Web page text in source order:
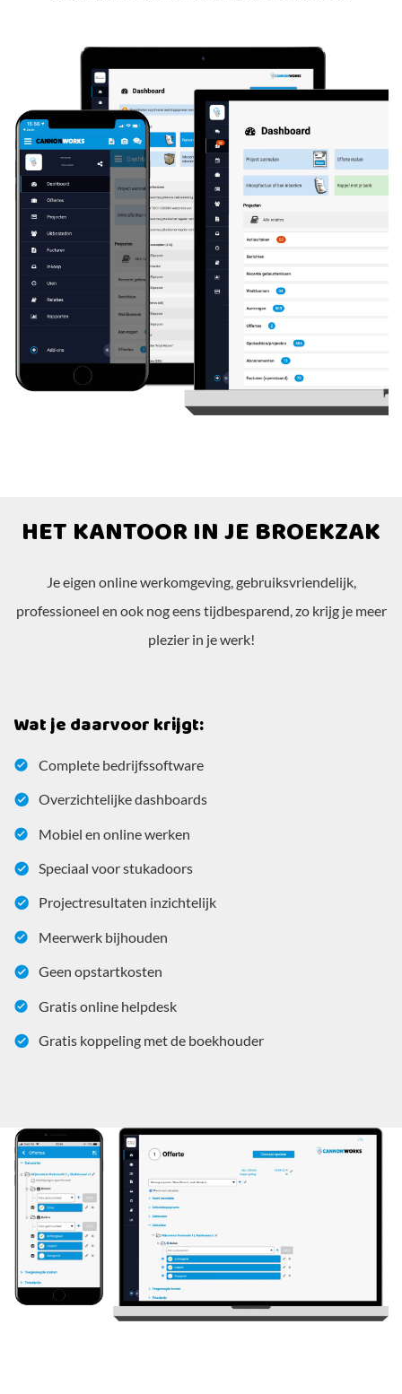
HET KANTOOR IN JE BROEKZAK
Je eigen online werkomgeving, gebruiksvriendelijk,
professioneel en ook nog eens tijdbesparend, zo krijg je meer
plezier in je werk!
Wat je daarvoor krijgt:
Complete bedrijfssoftware
Overzichtelijke dashboards
Mobiel en online werken
Speciaal voor stukadoors
Projectresultaten inzichtelijk
Meerwerk bijhouden
Geen opstartkosten
Gratis online helpdesk
Gratis koppeling met de boekhouder